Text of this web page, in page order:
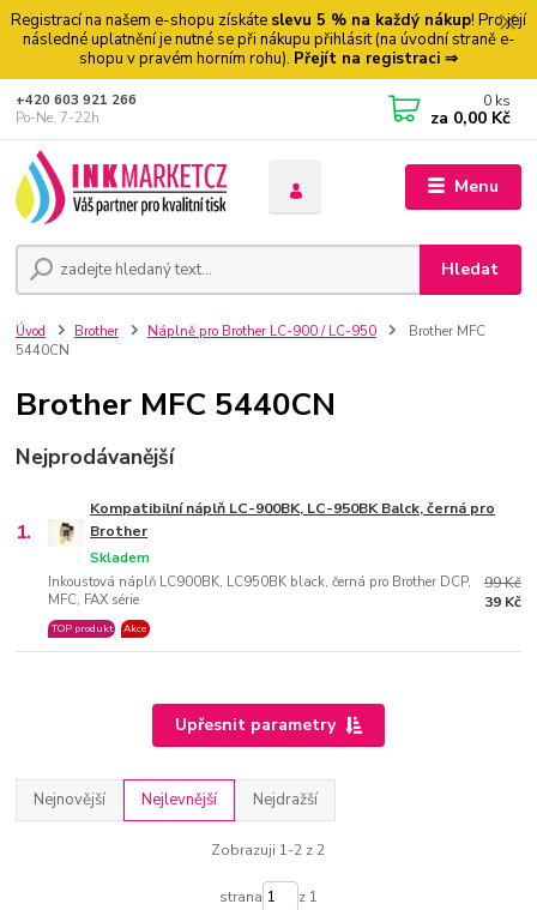
Registrací na našem e-shopu získáte slevu 5 % na každý nákup! Pro její
následné uplatnění je nutné se při nákupu přihlásit (na úvodní straně e-
shopu v pravém horním rohu). Přejít na registraci ⇒
Menu
Hledat
+420 603 921 266
Po-Ne, 7-22h
0 ks
za 0,00 Kč
Úvod Brother Náplně pro Brother LC-900 / LC-950
Brother MFC
5440CN
Brother MFC 5440CN
Nejprodávanější
1.
Kompatibilní náplň LC-900BK, LC-950BK Balck, černá pro
Brother
Inkoustová náplň LC900BK, LC950BK black, černá pro Brother DCP,
MFC, FAX série
Skladem
TOP produkt Akce
99 Kč
39 Kč
Upřesnit parametry
Nejnovější Nejlevnější Nejdražší
Zobrazuji 1-2 z 2
strana z 1